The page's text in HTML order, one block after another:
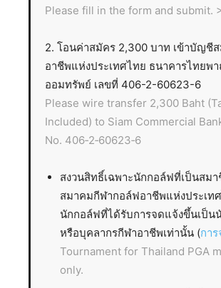
Please fill in the form and submit.
2. โอนค่าสมัคร 2,300 บาท เข้าบัญชี
อาชีพแห่งประเทศไทย ธนาคารไทย
ออมทรัพย์ เลขที่ 406-2-60623-6
Please wire transfer 2,300 Baht
Included) to Siam Commercial
No. 406‐2‐60623‐6
สงวนสิทธิ์เฉพาะนักกอล์ฟที่เป็นสม
สมาคมกีฬากอล์ฟอาชีพแห่งประเท
นักกอล์ฟที่ได้รับการจดแจ้งขึ้นเป็น
หรือบุคลากรกีฬาอาชีพเท่านั้น (กา
Tournament for Thailand PGA
only.